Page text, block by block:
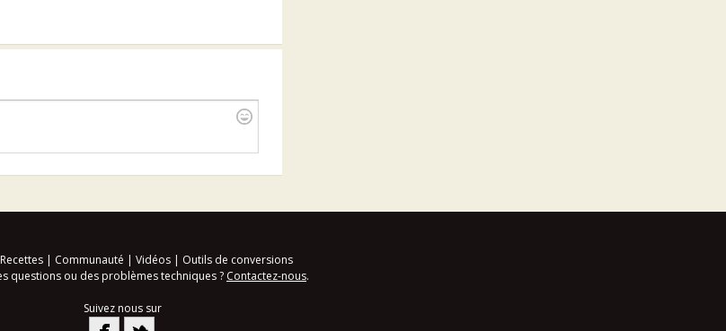
Recettes| Communauté | Vidéos| Outils de conversions
questions ou des problèmes techniques ? Contactez-nous.
Suivez nous sur